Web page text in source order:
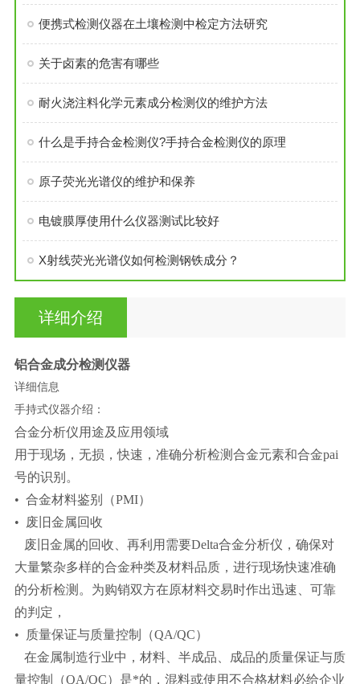
便携式检测仪器在土壤检测中检定方法研究
关于卤素的危害有哪些
耐火浇注料化学元素成分检测仪的维护方法
什么是手持合金检测仪?手持合金检测仪的原理
原子荧光光谱仪的维护和保养
电镀膜厚使用什么仪器测试比较好
X射线荧光光谱仪如何检测钢铁成分？
详细介绍
铝合金成分检测仪器
详细信息
手持式仪器介绍：
合金分析仪用途及应用领域
用于现场，无损，快速，准确分析检测合金元素和合金pai
号的识别。
• 合金材料鉴别（PMI）
• 废旧金属回收
废旧金属的回收、再利用需要Delta合金分析仪，确保对
大量繁杂多样的合金种类及材料品质，进行现场快速准确
的分析检测。为购销双方在原材料交易时作出迅速、可靠
的判定，
• 质量保证与质量控制（QA/QC）
在金属制造行业中，材料、半成品、成品的质量保证与质
量控制（QA/QC）是*的，混料或使用不合格材料必给企业